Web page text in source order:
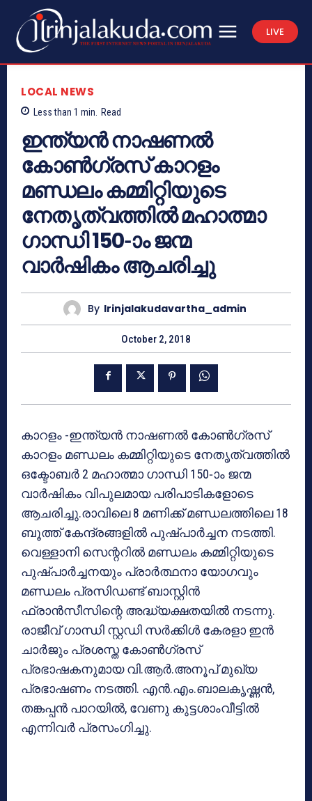
LIVE
LOCAL NEWS
Less than 1 min. Read
ഇന്ത്യന്‍ നാഷണല്‍
കോണ്‍ഗ്രസ് കാറളം
മണ്ഡലം കമ്മിറ്റിയുടെ
നേതൃത്വത്തില്‍ മഹാത്മാ
ഗാന്ധി 150-ാം ജന്മ
വാര്‍ഷികം ആചരിച്ചു
By Irinjalakudavartha_admin
October 2, 2018
കാറളം -ഇന്ത്യന്‍ നാഷണല്‍ കോണ്‍ഗ്രസ്
കാറളം മണ്ഡലം കമ്മിറ്റിയുടെ നേതൃത്വത്തില്‍
ഒക്ടോബര്‍ 2 മഹാത്മാ ഗാന്ധി 150-ാം ജന്മ
വാര്‍ഷികം വിപുലമായ പരിപാടികളോടെ
ആചരിച്ചു.രാവിലെ 8 മണിക്ക് മണ്ഡലത്തിലെ 18
ബൂത്ത് കേന്ദ്രങ്ങളില്‍ പുഷ്പാര്‍ച്ചന നടത്തി.
വെള്ളാനി സെന്ററില്‍ മണ്ഡലം കമ്മിറ്റിയുടെ
പുഷ്പാര്‍ച്ചനയും പ്രാര്‍ത്ഥനാ യോഗവും
മണ്ഡലം പ്രസിഡണ്ട് ബാസ്റ്റിന്‍
ഫ്രാന്‍സീസിന്റെ അദ്ധ്യക്ഷതയില്‍ നടന്നു.
രാജീവ് ഗാന്ധി സ്റ്റഡി സര്‍ക്കിള്‍ കേരളാ ഇന്‍
ചാര്‍ജും പ്രശസ്ത കോണ്‍ഗ്രസ്
പ്രഭാഷകനുമായ വി.ആര്‍.അനൂപ് മുഖ്യ
പ്രഭാഷണം നടത്തി. എന്‍.എം.ബാലകൃഷ്ണന്‍,
തങ്കപ്പന്‍ പാറയില്‍, വേണു കുട്ടശാംവീട്ടില്‍
എന്നിവര്‍ പ്രസംഗിച്ചു.